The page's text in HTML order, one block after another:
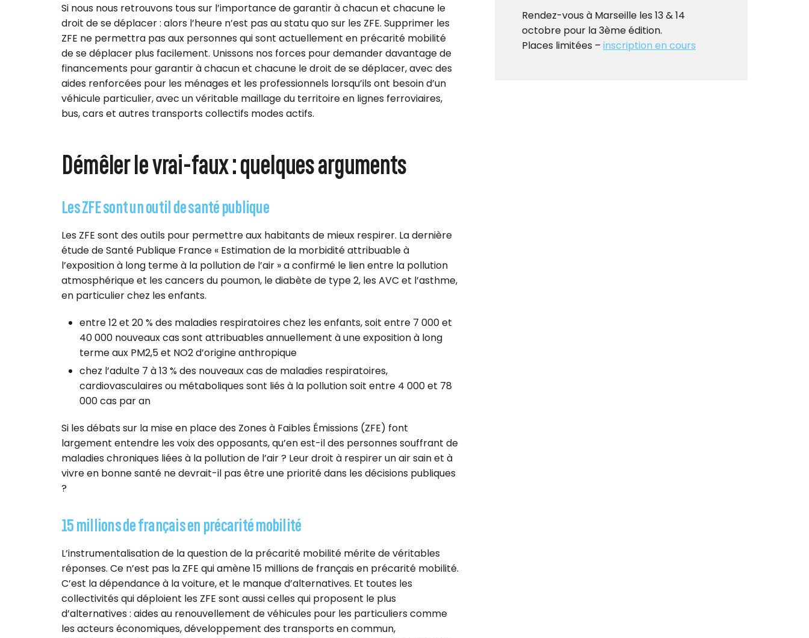
Si nous nous retrouvons tous sur l’importance de garantir à chacun et chacune le
droit de se déplacer : alors l’heure n’est pas au statu quo sur les ZFE. Supprimer les
ZFE ne permettra pas aux personnes qui sont actuellement en précarité mobilité
de se déplacer plus facilement. Unissons nos forces pour demander davantage de
financements pour garantir à chacun et chacune le droit de se déplacer, avec des
aides renforcées pour les ménages et les professionnels lorsqu’ils ont besoin d’un
véhicule particulier, avec un véritable maillage du territoire en lignes ferroviaires,
bus, cars et autres transports collectifs modes actifs.
Démêler le vrai-faux : quelques arguments
Les ZFE sont un outil de santé publique
Les ZFE sont des outils pour permettre aux habitants de mieux respirer. La dernière
étude de Santé Publique France « Estimation de la morbidité attribuable à
l’exposition à long terme à la pollution de l’air » a confirmé le lien entre la pollution
atmosphérique et les cancers du poumon, le diabète de type 2, les AVC et l’asthme,
en particulier chez les enfants.
entre 12 et 20 % des maladies respiratoires chez les enfants,soit entre 7 000 et
40 000 nouveaux cassont attribuables annuellement à une exposition à long
terme aux PM2,5 et NO2 d’origine anthropique
chez l’adulte 7 à 13 % des nouveaux cas de maladies respiratoires,
cardiovasculaires ou métaboliquessont liés à la pollution soit entre 4 000 et 78
000 cas par an
Si les débats sur la mise en place des Zones à Faibles Émissions (ZFE) font
largement entendre les voix des opposants, qu’en est-il des personnes souffrant de
maladies chroniques liées à la pollution de l’air ? Leur droit à respirer un air sain et à
vivre en bonne santé ne devrait-il pas être une priorité dans les décisions publiques
?
15 millions de français en précarité mobilité
L’instrumentalisation de la question de la précarité mobilité mérite de véritables
réponses. Ce n’est pas la ZFE qui amène 15 millions de français en précarité mobilité.
C’est la dépendance à la voiture, et le manque d’alternatives. Et toutes les
collectivités qui déploient les ZFE sont aussi celles qui proposent le plus
d’alternatives : aides au renouvellement de véhicules pour les particuliers comme
les acteurs économiques, développement des transports en commun,
Rendez-vous à Marseille les 13 & 14
octobre pour la 3ème édition.
Places limitées – inscription en cours